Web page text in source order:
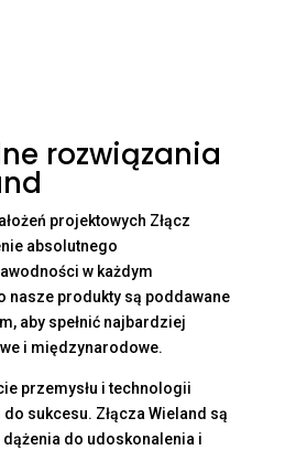
rozwiązania
projektowych Złącz
absolutnego
w każdym
nasze produkty są poddawane
aby spełnić najbardziej
i międzynarodowe.
przemysłu i technologii
sukcesu. Złącza Wieland są
do udoskonalenia i